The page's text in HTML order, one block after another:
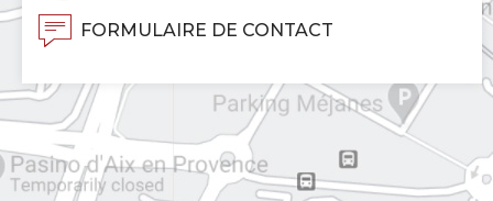
FORMULAIRE DE CONTACT